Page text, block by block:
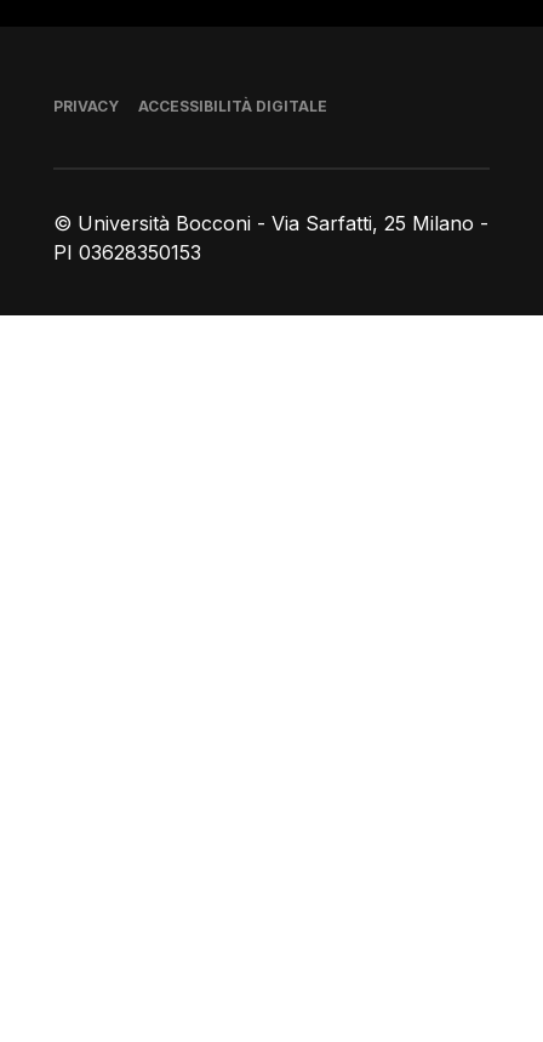
© Università Bocconi - Via Sarfatti, 25 Milano -
PI 03628350153
Piè di pagina
PRIVACY ACCESSIBILITÀ DIGITALE